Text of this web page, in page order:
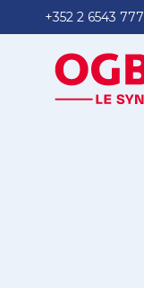
+352 2 6543 777